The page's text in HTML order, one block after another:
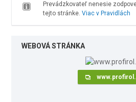
Prevádzkovateľ nenesie
tejto stránke. Viac v Pravidlách
WEBOVÁ STRÁNKA